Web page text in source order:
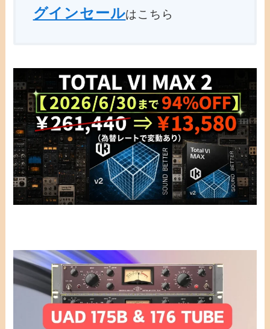
グインセールはこちら